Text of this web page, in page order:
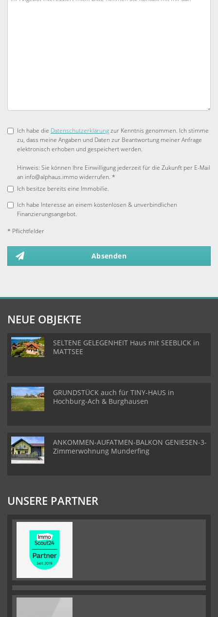
Ich habe die Datenschutzerklärungzur Kenntnis genommen. Ich stimme
zu, dass meine Angaben und Daten zur Beantwortung meiner Anfrage
elektronisch erhoben und gespeichert werden.
Hinweis: Sie können Ihre Einwilligung jederzeit für die Zukunft per E-Mail
an info@alphaus.immo widerrufen. *
Ich besitze bereits eine Immobilie.
Ich habe Interesse an einem kostenlosen & unverbindlichen
Finanzierungsangebot.
* Pflichtfelder
Absenden
NEUE OBJEKTE
SELTENE GELEGENHEIT Haus mit SEEBLICK in
MATTSEE
GRUNDSTÜCK auch für TINY-HAUS in
Hochburg-Ach & Burghausen
ANKOMMEN-AUFATMEN-BALKON GENIESEN-3-
Zimmerwohnung Munderfing
UNSERE PARTNER